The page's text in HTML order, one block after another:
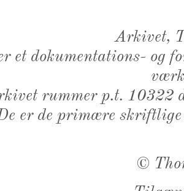
Arkivet,
et dokumentations- og
rummer p.t. 10322
er de primære
©